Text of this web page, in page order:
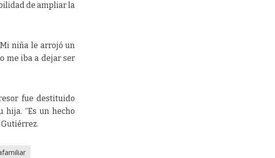
de ampliar la
niña le arrojó un
me iba a dejar ser
fue destituido
“Es un hecho
Gutiérrez.